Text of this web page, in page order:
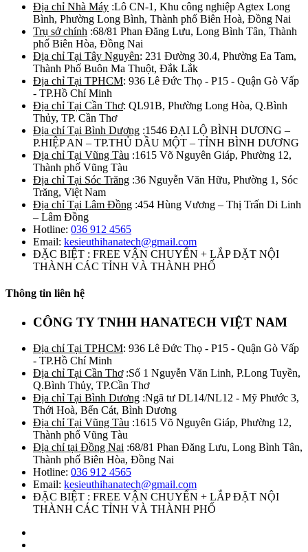
Địa chỉ Nhà Máy :Lô CN-1, Khu công nghiệp Agtex Long
Bình, Phường Long Bình, Thành phố Biên Hoà, Đồng Nai
Trụ sở chính :68/81 Phan Đăng Lưu, Long Bình Tân, Thành
phố Biên Hòa, Đồng Nai
Địa chỉ Tại Tây Nguyên: 231 Đường 30.4, Phường Ea Tam,
Thành Phố Buôn Ma Thuột, Đắk Lắk
Địa chỉ Tại TPHCM: 936 Lê Đức Thọ - P15 - Quận Gò Vấp
- TP.Hồ Chí Minh
Địa chỉ Tại Cần Thơ: QL91B, Phường Long Hòa, Q.Bình
Thủy, TP. Cần Thơ
Địa chỉ Tại Bình Dương :1546 ĐẠI LỘ BÌNH DƯƠNG –
P.HIỆP AN – TP.THỦ DẦU MỘT – TỈNH BÌNH DƯƠNG
Địa chỉ Tại Vũng Tàu :1615 Võ Nguyên Giáp, Phường 12,
Thành phố Vũng Tàu
Địa chỉ Tại Sóc Trăng :36 Nguyễn Văn Hữu, Phường 1, Sóc
Trăng, Việt Nam
Địa chỉ Tại Lâm Đồng :454 Hùng Vương – Thị Trấn Di Linh
– Lâm Đồng
Hotline: 036 912 4565
Email: kesieuthihanatech@gmail.com
ĐẶC BIỆT : FREE VẬN CHUYỂN + LẮP ĐẶT NỘI
THÀNH CÁC TỈNH VÀ THÀNH PHỐ
Thông tin liên hệ
CÔNG TY TNHH HANATECH VIỆT NAM
Địa chỉ Tại TPHCM: 936 Lê Đức Thọ - P15 - Quận Gò Vấp
- TP.Hồ Chí Minh
Địa chỉ Tại Cần Thơ:Số 1 Nguyễn Văn Linh, P.Long Tuyền,
Q.Bình Thủy, TP.Cần Thơ
Địa chỉ Tại Bình Dương :Ngã tư DL14/NL12 - Mỹ Phước 3,
Thới Hoà, Bến Cát, Bình Dương
Địa chỉ Tại Vũng Tàu :1615 Võ Nguyên Giáp, Phường 12,
Thành phố Vũng Tàu
Địa chỉ tại Đồng Nai :68/81 Phan Đăng Lưu, Long Bình Tân,
Thành phố Biên Hòa, Đồng Nai
Hotline: 036 912 4565
Email: kesieuthihanatech@gmail.com
ĐẶC BIỆT : FREE VẬN CHUYỂN + LẮP ĐẶT NỘI
THÀNH CÁC TỈNH VÀ THÀNH PHỐ